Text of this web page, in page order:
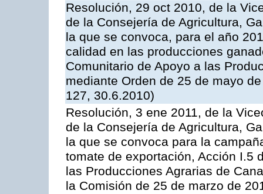
Resolución, 29 oct 2010, de la
de la Consejería de Agricultura,
la que se convoca, para el año
calidad en las producciones
Comunitario de Apoyo a las
mediante Orden de 25 de mayo
127, 30.6.2010)
Resolución, 3 ene 2011, de la
de la Consejería de Agricultura,
la que se convoca para la
tomate de exportación, Acción I.5
las Producciones Agrarias de
la Comisión de 25 de marzo de